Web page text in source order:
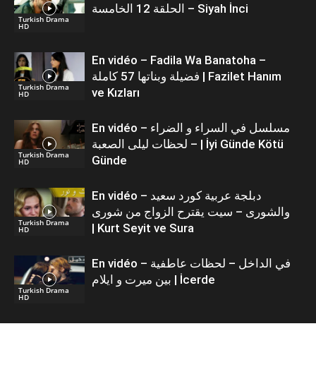
Turkish Drama
HD
الحلقة 12 الخامسة – Siyah İnci
Turkish Drama
HD
En vidéo – Fadila Wa Banatoha –
فضيلة وبناتها 57 كاملة | Fazilet Hanım
ve Kızları
Turkish Drama
HD
En vidéo – مسلسل في السراء و الضراء
– لحظات ليلى الصعبة | İyi Günde Kötü
Günde
Turkish Drama
HD
En vidéo – دبلجة عربية كورد سعيد
والشورى – سيت يقترح الزواج من شورى
| Kurt Seyit ve Sura
Turkish Drama
HD
En vidéo – في الداخل – لحظات عاطفية
بين ميرت و ايلام | İcerde